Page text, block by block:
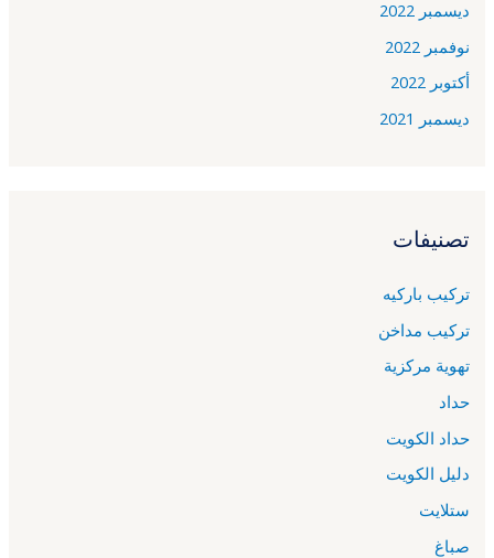
ديسمبر 2022
نوفمبر 2022
أكتوبر 2022
ديسمبر 2021
تصنيفات
تركيب باركيه
تركيب مداخن
تهوية مركزية
حداد
حداد الكويت
دليل الكويت
ستلايت
صباغ